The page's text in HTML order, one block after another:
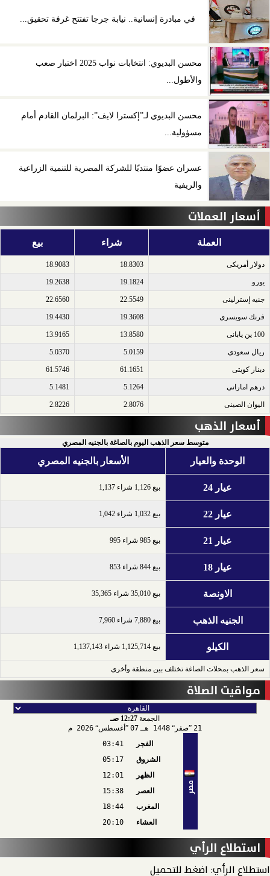
في مبادرة إنسانية.. نيابة جرجا تفتتح غرفة تحقيق...
محسن البديوي: انتخابات نواب 2025 اختبار صعب
والأطول...
محسن البديوي لـ”إكسترا لايف”: البرلمان القادم أمام
مسؤولية...
عسران عضوًا منتدبًا للشركة المصرية للتنمية الزراعية
والريفية
أسعار العملات
العملة شراء بيع
دولار أمريكى​ 18.8303
18.9083
يورو​ 19.1824
19.2638
جنيه إسترلينى​ 22.5549
22.6560
فرنك سويسرى​ 19.3608
19.4430
100 ين يابانى​ 13.8580
13.9165
ريال سعودى​ 5.0159
5.0370
دينار كويتى​ 61.1651
61.5746
درهم اماراتى​ 5.1264
5.1481
اليوان الصينى​ 2.8076
2.8226
أسعار الذهب
متوسط سعر الذهب اليوم بالصاغة بالجنيه المصري
الوحدة والعيار الأسعار بالجنيه المصري
عيار 24 بيع 1,126 شراء 1,137
عيار 22 بيع 1,032 شراء 1,042
عيار 21 بيع 985 شراء 995
عيار 18 بيع 844 شراء 853
الاونصة بيع 35,010 شراء 35,365
الجنيه الذهب بيع 7,880 شراء 7,960
الكيلو بيع 1,125,714 شراء 1,137,143
سعر الذهب بمحلات الصاغة تختلف بين منطقة وأخرى
مواقيت الصلاة
الجمعة 12:27 صـ
21 صفر 1448 هـ 07 أغسطس 2026 م
مصر
الفجر
03:41
الشروق
05:17
الظهر
12:01
العصر
15:38
المغرب
18:44
العشاء
20:10
استطلاع الرأي
استطلاع الرأي: اضغط للتحميل